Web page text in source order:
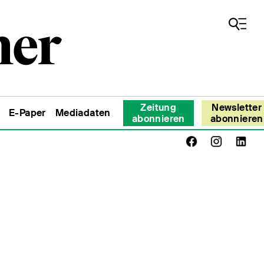
E-Paper Mediadaten
Zeitung
abonnieren
Newsletter
abonnieren